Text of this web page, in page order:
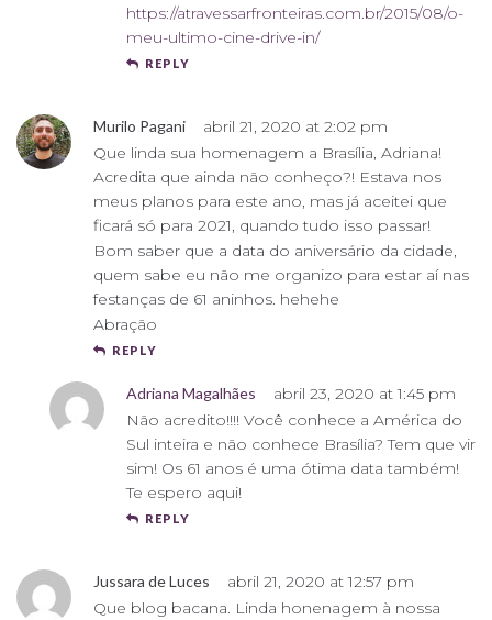
https://atravessarfronteiras.com.br/2015/08/o-
meu-ultimo-cine-drive-in/
REPLY
Murilo Pagani
abril 21, 2020 at 2:02 pm
Que linda sua homenagem a Brasília, Adriana!
Acredita que ainda não conheço?! Estava nos
meus planos para este ano, mas já aceitei que
ficará só para 2021, quando tudo isso passar!
Bom saber que a data do aniversário da cidade,
quem sabe eu não me organizo para estar aí nas
festanças de 61 aninhos. hehehe
Abração
REPLY
Adriana Magalhães
abril 23, 2020 at 1:45 pm
Não acredito!!!! Você conhece a América do
Sul inteira e não conhece Brasília? Tem que vir
sim! Os 61 anos é uma ótima data também!
Te espero aqui!
REPLY
Jussara de Luces
abril 21, 2020 at 12:57 pm
Que blog bacana. Linda honenagem à nossa